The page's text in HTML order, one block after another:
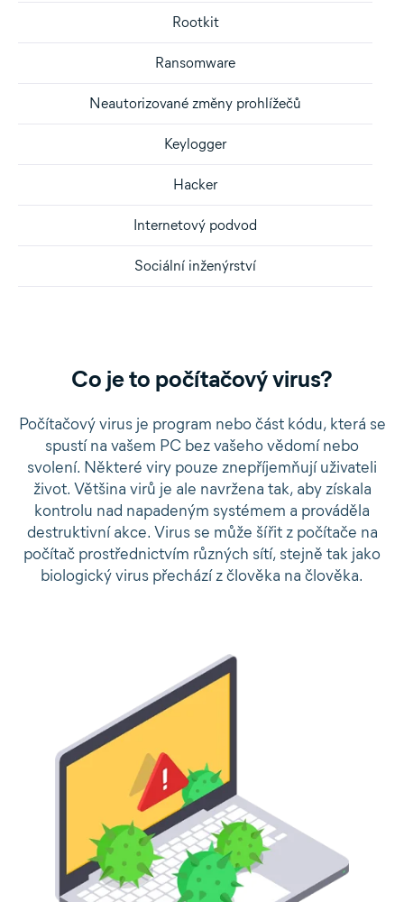
Rootkit
Ransomware
Neautorizované změny prohlížečů
Keylogger
Hacker
Internetový podvod
Sociální inženýrství
Co je to počítačový virus?
Počítačový virus je program nebo část kódu, která se
spustí na vašem PC bez vašeho vědomí nebo
svolení. Některé viry pouze znepříjemňují uživateli
život. Většina virů je ale navržena tak, aby získala
kontrolu nad napadeným systémem a prováděla
destruktivní akce. Virus se může šířit z počítače na
počítač prostřednictvím různých sítí, stejně tak jako
biologický virus přechází z člověka na člověka.